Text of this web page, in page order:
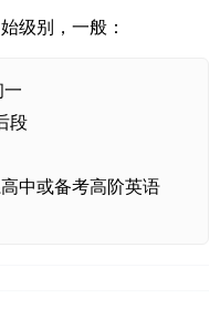
级别，一般：
段
中或备考高阶英语